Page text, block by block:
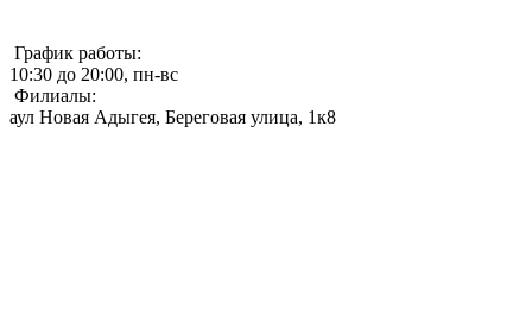
График работы:
10:30 до 20:00, пн-вс
Филиалы:
аул Новая Адыгея, Береговая улица, 1к8